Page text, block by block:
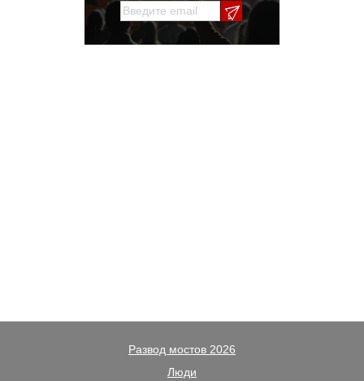
Развод мостов 2026
Люди